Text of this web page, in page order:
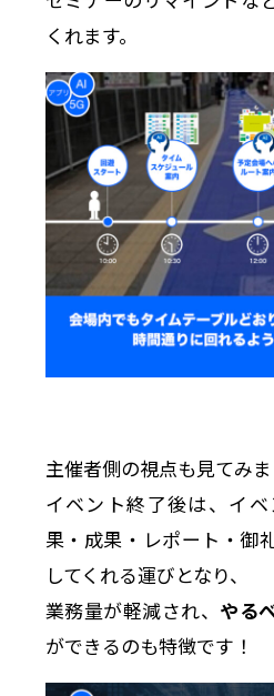
くれます。
主催者側の視点も見てみま
イベント終了後は、イ
果・成果・レポート・御
してくれる運びとなり、
業務量が軽減され、 やる
ができるのも特徴です！